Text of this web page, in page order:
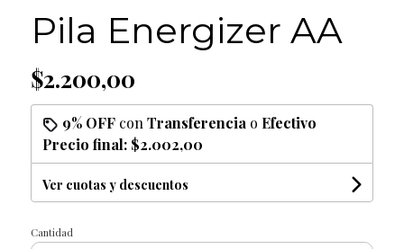
Pila Energizer AA
$2.200,00
9% OFFcon Transferencia o Efectivo
Precio final: $2.002,00
Ver cuotas y descuentos
Cantidad